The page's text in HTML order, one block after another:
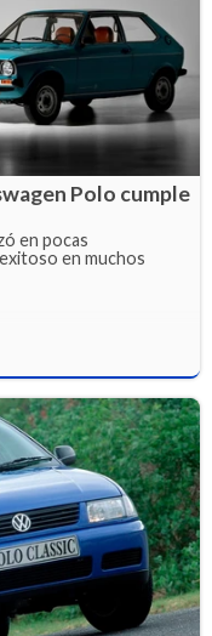
Polo cumple
en pocas
en muchos